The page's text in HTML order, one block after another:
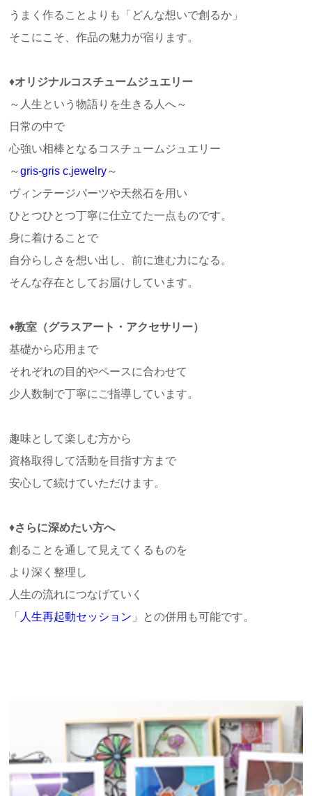
うまく作ることよりも「どんな想いで創るか」
そこにこそ、作品の魅力が宿ります。
♦オリジナルコスチュームジュエリー
～人生という物語りを生きる人へ～
日常の中で
心強い相棒となるコスチュームジュエリー
～gris-gris c.jewelry～
ヴィンテージパーツや天然石を用い
ひとつひとつ丁寧に仕立てた一点ものです。
身に着けることで
自分らしさを想い出し、前に進む力になる。
そんな存在としてお届けしています。
♦教室（グラスアート・アクセサリー）
基礎から応用まで
それぞれの目的やペースに合わせて
少人数制で丁寧にご指導しています。
趣味として楽しむ方から
資格取得して活動を目指す方まで
安心して続けていただけます。
♦さらに深めたい方へ
創ることを通して見えてくるものを
より深く整理し
人生の流れにつなげていく
「 人生再起動セッション 」との併用も可能です。